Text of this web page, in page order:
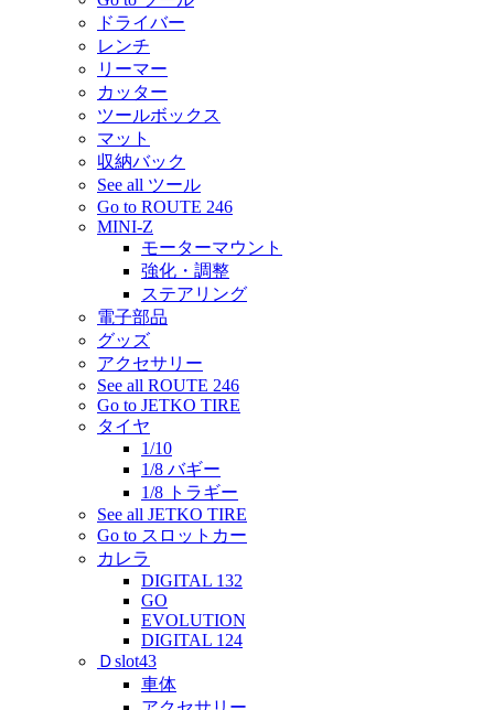
ドライバー
レンチ
リーマー
カッター
ツールボックス
マット
収納バック
See all ツール
Go to ROUTE 246
MINI-Z
モーターマウント
強化・調整
ステアリング
電子部品
グッズ
アクセサリー
See all ROUTE 246
Go to JETKO TIRE
タイヤ
1/10
1/8 バギー
1/8 トラギー
See all JETKO TIRE
Go to スロットカー
カレラ
DIGITAL 132
GO
EVOLUTION
DIGITAL 124
Ｄslot43
車体